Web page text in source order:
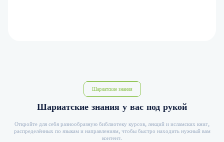
Шариатские знания
Шариатские знания у вас под рукой
Откройте для себя разнообразную библиотеку курсов, лекций и исламских книг,
распределённых по языкам и направлениям, чтобы быстро находить нужный вам
контент.